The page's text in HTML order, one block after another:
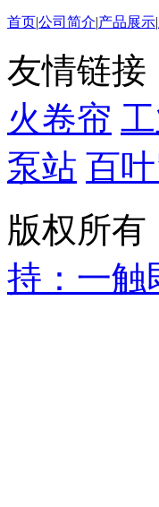
首页|公司简介|产品展示|
友情链接
火卷帘
泵站 百
版权所有
持：一触